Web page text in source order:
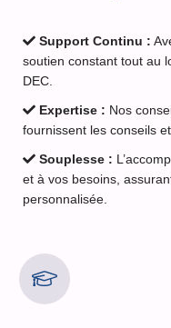
Support Continu :
soutien constant tout au
DEC.
Expertise : Nos
fournissent les conseils
Souplesse :
et à vos besoins,
personnalisée.